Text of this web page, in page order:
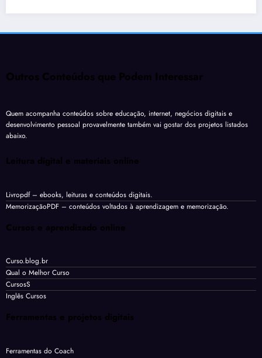
Outros Conteúdos que Podem Interessar
Quem acompanha conteúdos sobre educação, internet, negócios digitais e
desenvolvimento pessoal provavelmente também vai gostar dos projetos listados
abaixo.
Leitura digital e materiais online
Livropdf– ebooks, leituras e conteúdos digitais.
MemorizaçãoPDF – conteúdos voltados à aprendizagem e memorização.
Cursos e aprendizado online
Curso.blog.br
Qual o Melhor Curso
CursosS
Inglês Cursos
Ferramentas e projetos digitais
Ferramentas do Coach